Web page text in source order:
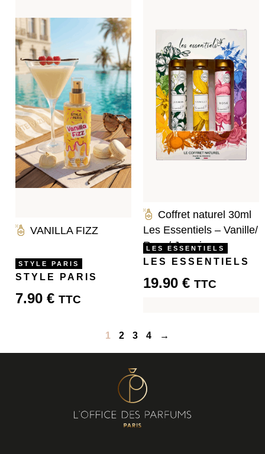
VANILLA FIZZ
STYLE PARIS
STYLE PARIS
7.90 € TTC
Coffret naturel 30ml
Les Essentiels – Vanille/
Rose/ Jasmin
LES ESSENTIELS
LES ESSENTIELS
19.90 € TTC
1 2 3 4 →